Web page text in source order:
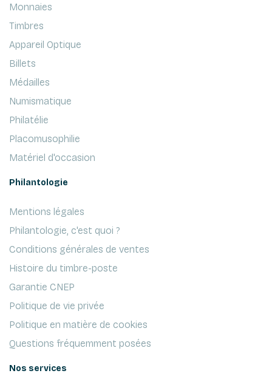
Monnaies
Timbres
Appareil Optique
Billets
Médailles
Numismatique
Philatélie
Placomusophilie
Matériel d'occasion
Philantologie
Mentions légales
Philantologie, c'est quoi ?
Conditions générales de ventes
Histoire du timbre-poste
Garantie CNEP
Politique de vie privée
Politique en matière de cookies
Questions fréquemment posées
Nos services